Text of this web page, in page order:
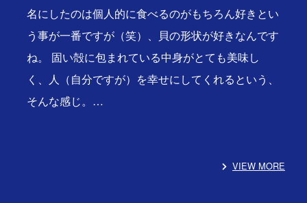
名にしたのは個人的に食べるのがもちろん好きとい
う事が一番ですが（笑）、貝の形状が好きなんです
ね。 固い殻に包まれている中身がとても美味し
く、人（自分ですが）を幸せにしてくれるという、
そんな感じ。…
VIEW MORE